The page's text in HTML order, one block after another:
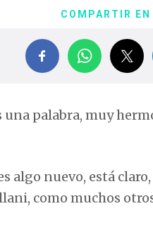
COMPARTIR EN
palabra, muy
algo nuevo, está
como muchos